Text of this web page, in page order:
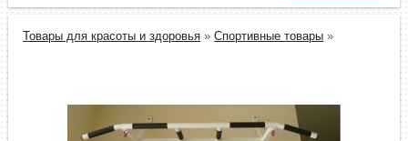
Товары для красоты и здоровья »Спортивные товары »